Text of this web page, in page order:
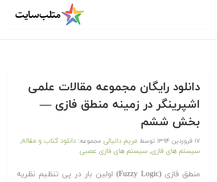
دانلود رایگان مجموعه مقالات علمی
اشپرینگر در زمینه منطق فازی —
بخش ششم
۱۷ فروردین ۱۳۹۴ توسط مریم دانیالی مجموعه: دانلود کتاب و مقاله,
سیستم های فازی, سیستم های فازی عصبی
منطق فازی (Fuzzy Logic) اولین بار در پی تنظیم نظریه